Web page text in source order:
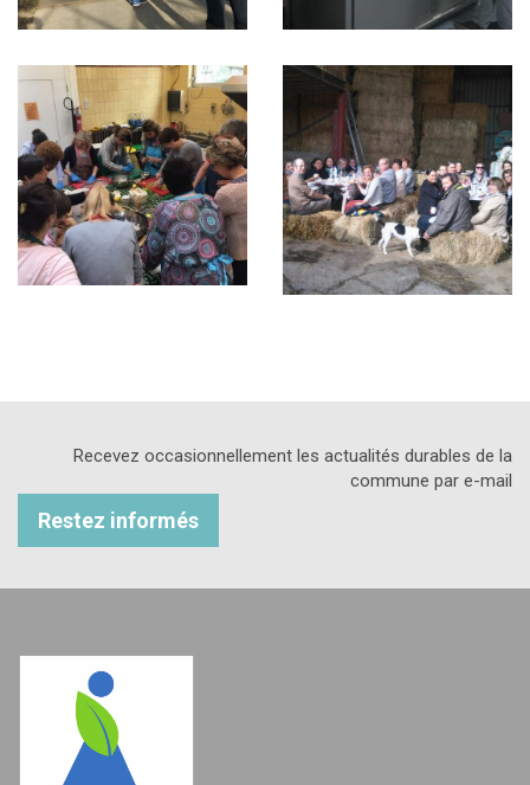
Recevez occasionnellement les actualités durables de la
commune par e-mail
Restez informés